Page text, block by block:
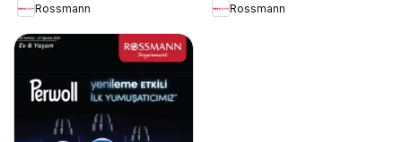
Rossmann
Rossmann